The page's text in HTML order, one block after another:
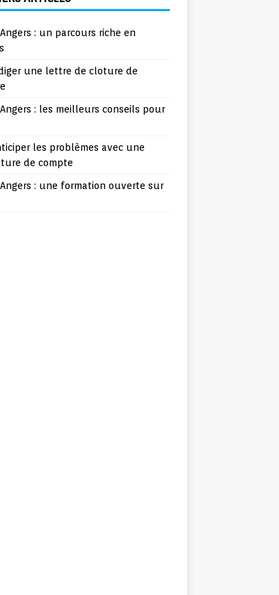
: un parcours riche en
une lettre de cloture de
: les meilleurs conseils pour
les problèmes avec une
de compte
: une formation ouverte sur